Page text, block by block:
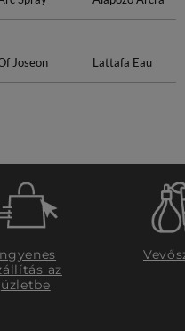
Joseon Lattafa Eau
az
üzletbe